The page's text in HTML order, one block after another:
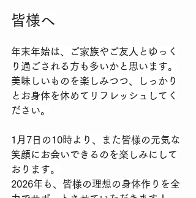
​皆様へ
​年末年始は、ご家族やご友人とゆっく
り過ごされる方も多いかと思います。
美味しいものを楽しみつつ、しっかり
とお身体を休めてリフレッシュしてく
ださい。
​1月7日の10時より、また皆様の元気な
笑顔にお会いできるのを楽しみにして
おります。
2026年も、皆様の理想の身体作りを全